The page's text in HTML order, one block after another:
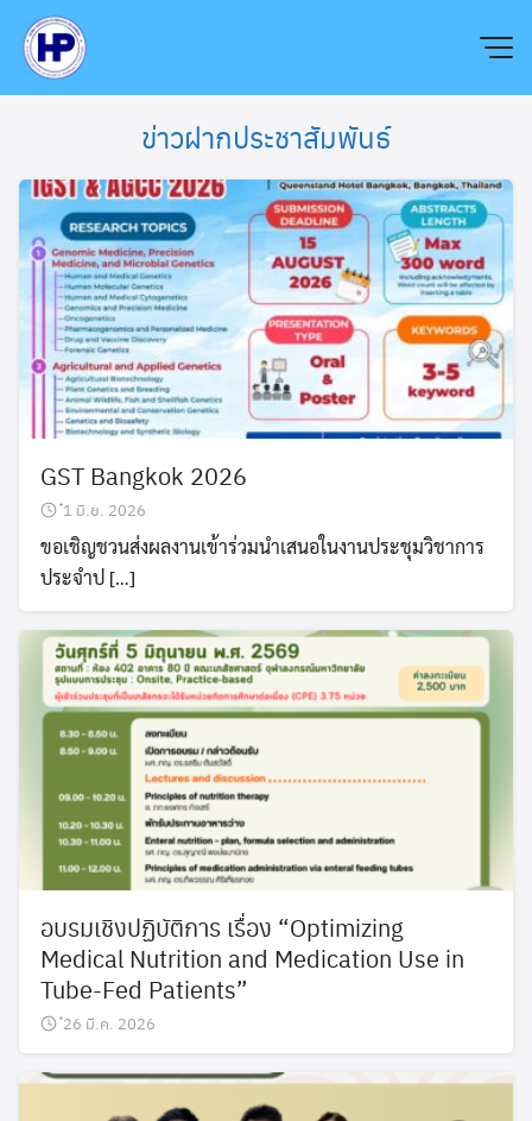
content
ข่าวฝากประชาสัมพันธ์
GST Bangkok 2026
๋1 มิ.ย. 2026
ขอเชิญชวนส่งผลงานเข้าร่วมนำเสนอในงานประชุมวิชาการ
ประจำป […]
อบรมเชิงปฏิบัติการ เรื่อง “Optimizing
Medical Nutrition and Medication Use in
Tube-Fed Patients”
๋26 มี.ค. 2026